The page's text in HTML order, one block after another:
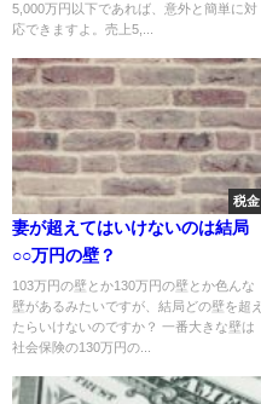
5,000万円以下であれば、意外と簡単に対
応できますよ。売上5,...
税金
妻が超えてはいけないのは結局
○○万円の壁？
103万円の壁とか130万円の壁とか色んな
壁があるみたいですが、結局どの壁を超え
たらいけないのですか？ 一番大きな壁は
社会保険の130万円の...